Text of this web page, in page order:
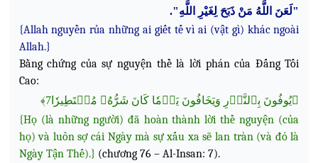
"لَعَنَ اللَّهُ مَنْ ذَبَحَ لِغَيْرِ اللَّهِ".
{Allah nguyền rủa những ai giết tế vì ai (vật gì) khác ngoài
Allah.}
Bằng chứng của sự nguyện thề là lời phán của Đấng Tối
Cao:
﴿يُوفُونَ بِٱلنَّذۡرِ وَيَخَافُونَ يَوۡمٗا كَانَ شَرُّهُۥ مُسۡتَطِيرٗا7﴾
{Họ (là những người) đã hoàn thành lời thề nguyện (của
họ) và luôn sợ cái Ngày mà sự xấu xa sẽ lan tràn (và đó là
Ngày Tận Thế).} (chương 76 – Al-Insan: 7).